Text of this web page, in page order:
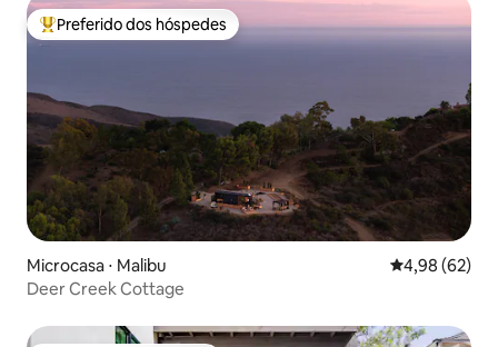
Entre os melhores preferidos dos hóspedes
Preferido dos hóspedes
Microcasa ⋅ Malibu 4,98 de uma
4,98 (62)
Deer Creek Cottage